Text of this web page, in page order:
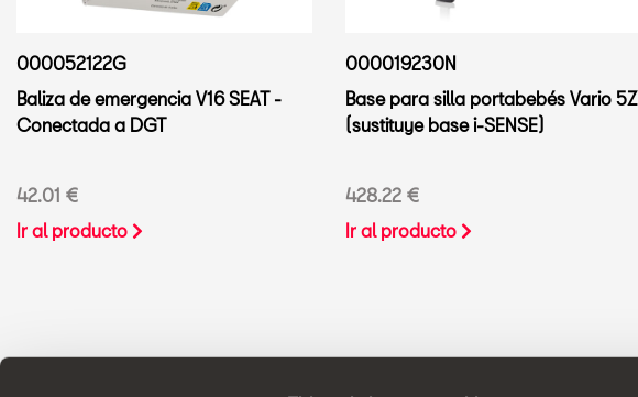
000052122G
Baliza de emergencia V16 SEAT -
Conectada a DGT
42.01 €
Ir al producto
000019230N
Base para silla portabebés Vario 5Z
(sustituye base i-SENSE)
428.22 €
Ir al producto